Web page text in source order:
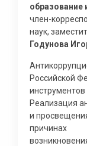
образование
член-
наук,
Годунова
Российской
инструментов
Реализация
и
причинах